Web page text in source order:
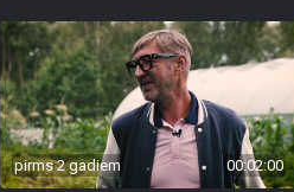
pirms 2 gadiem 00:02:00